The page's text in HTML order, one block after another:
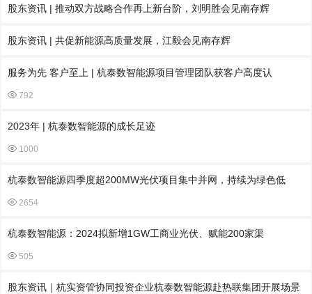
股东资讯 | 推动双方战略合作再上新台阶，刘明胜会见南存辉
股东资讯 | 共促新能源高质量发展，江毅会见南存辉
服务为先 客户至上 | 杭泰数智能源项目管理团队获客户高度认
792
2023年 | 杭泰数智能源的成长足迹
1000
杭泰数智能源四季度超200MW光伏项目集中并网，持续为绿色低
2654
杭泰数智能源：2024拟新增1GW工商业光伏、赋能200家渠
505
股东资讯｜杭实资管协同投资企业杭泰数智能源赴热联集团开展场景